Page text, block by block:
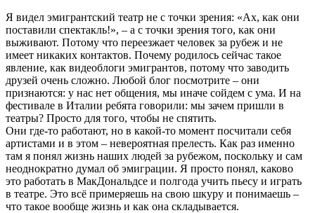
Я видел эмигрантский театр не с точки зрения: «Ах, как они
поставили спектакль!», – а с точки зрения того, как они
выживают. Потому что переезжает человек за рубеж и не
имеет никаких контактов. Почему родилось сейчас такое
явление, как видеоблоги эмигрантов, потому что заводить
друзей очень сложно. Любой блог посмотрите – они
признаются: у нас нет общения, мы иначе сойдем с ума. И на
фестивале в Италии ребята говорили: мы зачем пришли в
театры? Просто для того, чтобы не спятить.
Они где-то работают, но в какой-то момент посчитали себя
артистами и в этом – невероятная прелесть. Как раз именно
там я понял жизнь наших людей за рубежом, поскольку и сам
неоднократно думал об эмиграции. Я просто понял, каково
это работать в МакДональдсе и полгода учить пьесу и играть
в театре. Это всё примеряешь на свою шкуру и понимаешь –
что такое вообще жизнь и как она складывается.